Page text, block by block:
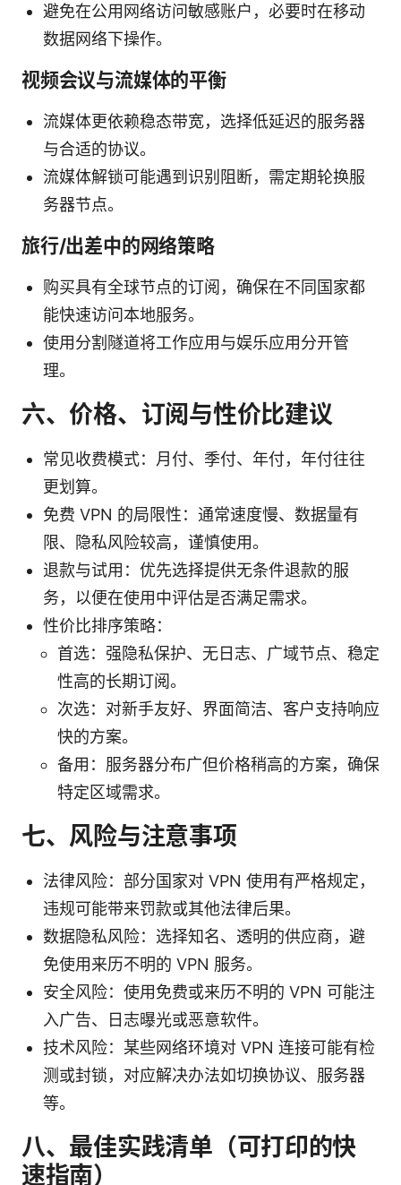
避免在公用网络访问敏感账户，必要时在移动
数据网络下操作。
视频会议与流媒体的平衡
流媒体更依赖稳态带宽，选择低延迟的服务器
与合适的协议。
流媒体解锁可能遇到识别阻断，需定期轮换服
务器节点。
旅行/出差中的网络策略
购买具有全球节点的订阅，确保在不同国家都
能快速访问本地服务。
使用分割隧道将工作应用与娱乐应用分开管
理。
六、价格、订阅与性价比建议
常见收费模式：月付、季付、年付，年付往往
更划算。
免费 VPN 的局限性：通常速度慢、数据量有
限、隐私风险较高，谨慎使用。
退款与试用：优先选择提供无条件退款的服
务，以便在使用中评估是否满足需求。
性价比排序策略：
首选：强隐私保护、无日志、广域节点、稳定
性高的长期订阅。
次选：对新手友好、界面简洁、客户支持响应
快的方案。
备用：服务器分布广但价格稍高的方案，确保
特定区域需求。
七、风险与注意事项
法律风险：部分国家对 VPN 使用有严格规定，
违规可能带来罚款或其他法律后果。
数据隐私风险：选择知名、透明的供应商，避
免使用来历不明的 VPN 服务。
安全风险：使用免费或来历不明的 VPN 可能注
入广告、日志曝光或恶意软件。
技术风险：某些网络环境对 VPN 连接可能有检
测或封锁，对应解决办法如切换协议、服务器
等。
八、最佳实践清单（可打印的快
速指南）